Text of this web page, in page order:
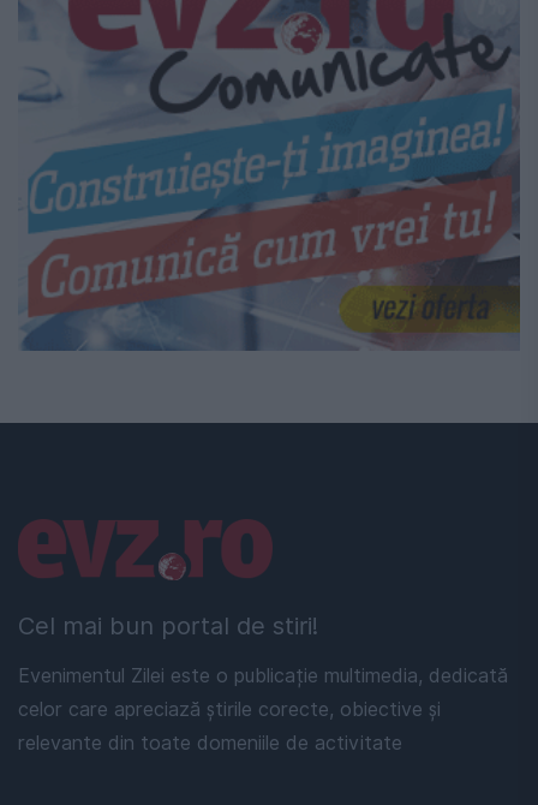
Cel mai bun portal de stiri!
Evenimentul Zilei este o publicație multimedia, dedicată
celor care apreciază știrile corecte, obiective și
relevante din toate domeniile de activitate
Linkuri utile